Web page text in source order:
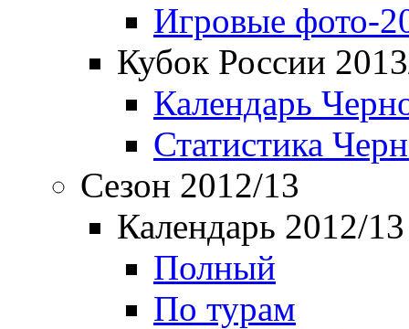
Игровые фото-
Кубок России
Календарь
Статистика
Сезон 2012/13
Календарь 2012/13
Полный
По турам